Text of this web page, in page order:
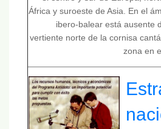
África y suroeste de Asia. En el
ibero-balear está ausente
vertiente norte de la cornisa
zona en